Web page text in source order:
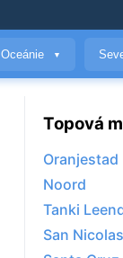
Oceánie ▼
Topová
Oranjestad
Noord
Tanki
San Nicolas